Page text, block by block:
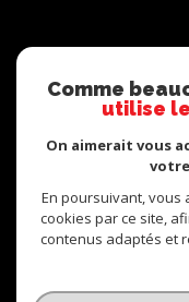
©
Comme
utilise
On aimerait vous
En poursuivant, vous
cookies par ce site,
contenus adaptés et